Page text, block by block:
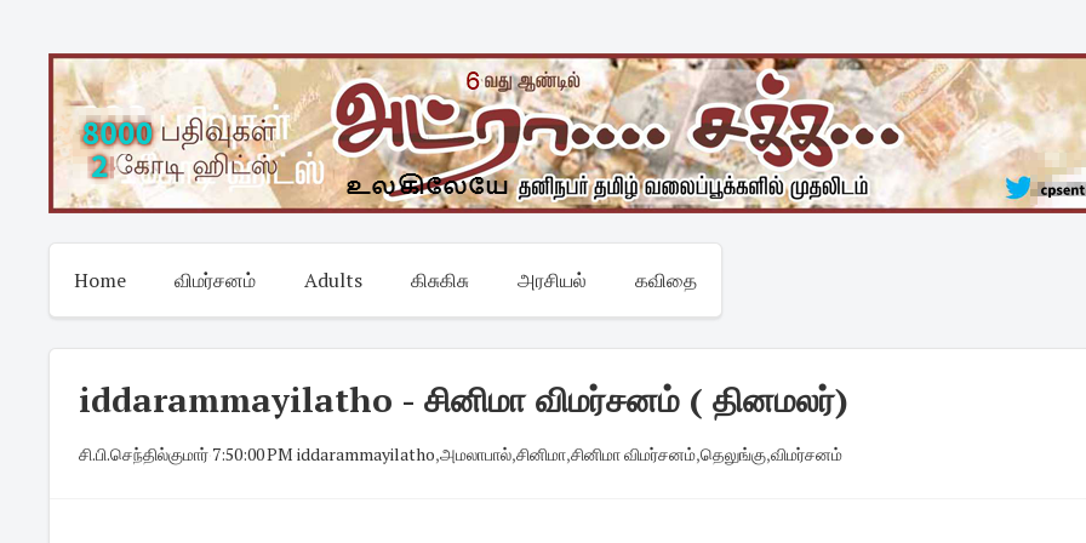
content
Home விமர்சனம் Adults கிசுகிசு அரசியல் கவிதை
iddarammayilatho - சினிமா விமர்சனம் ( தினமலர்)
சி.பி.செந்தில்குமார் 7:50:00 PM ·iddarammayilatho,அமலாபால்,சினிமா,சினிமா விமர்சனம்,தெலுங்கு,விமர்சனம்